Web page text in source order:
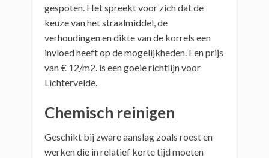
gespoten. Het spreekt voor zich dat de
keuze van het straalmiddel, de
verhoudingen en dikte van de korrels een
invloed heeft op de mogelijkheden. Een prijs
van € 12/m2. is een goeie richtlijn voor
Lichtervelde.
Chemisch reinigen
Geschikt bij zware aanslag zoals roest en
werken die in relatief korte tijd moeten